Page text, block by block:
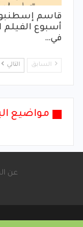
قاسم
أسبوع الفيلم
في…
السابق التالي
مواضيع
عن